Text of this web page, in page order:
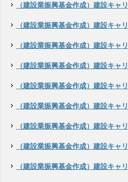
（建設業振興基金作成）建設キ
（建設業振興基金作成）建設キ
（建設業振興基金作成）建設キ
（建設業振興基金作成）建設キ
（建設業振興基金作成）建設キ
（建設業振興基金作成）建設キ
（建設業振興基金作成）建設キ
（建設業振興基金作成）建設キ
（建設業振興基金作成）建設キ